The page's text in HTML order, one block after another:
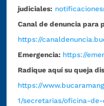
judiciales:
Canal de denuncia para
https://
Emergencia: https://
Radique aquí su queja
https://
1/secretarias/oficina-